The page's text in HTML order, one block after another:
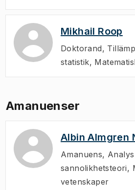
Mikhail Roop
Doktorand,
statistik,
Amanuenser
Albin Almgren
Amanuens,
sannolikhetsteori,
vetenskaper